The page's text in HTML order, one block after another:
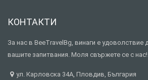
КОНТАКТИ
За нас в BeeTravelBg, винаги е удоволствие
вашите запитвания. Моля свържете се с нас!
ул. Карловска 34А, Пловдив, България